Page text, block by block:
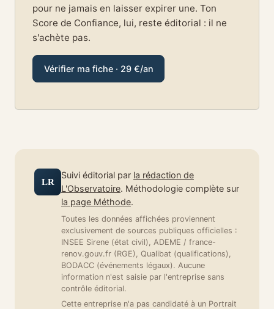
pour ne jamais en laisser expirer une. Ton
Score de Confiance, lui, reste éditorial : il ne
s'achète pas.
Vérifier ma fiche · 29 €/an
LR
Suivi éditorial par la rédaction de
L'Observatoire. Méthodologie complète sur
la page Méthode.
Toutes les données affichées proviennent
exclusivement de sources publiques officielles :
INSEE Sirene (état civil), ADEME / france-
renov.gouv.fr (RGE), Qualibat (qualifications),
BODACC (événements légaux). Aucune
information n'est saisie par l'entreprise sans
contrôle éditorial.
Cette entreprise n'a pas candidaté à un Portrait